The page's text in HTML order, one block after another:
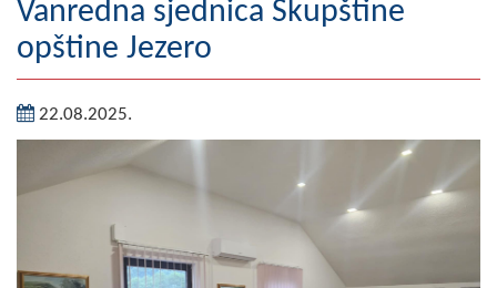
Geografija
Naseljena mjesta
Zanimljivosti
Fotogalerija
NAČELNIK
O Načelniku
Vanredna sjednica Skupštine
opštine Jezero
22.08.2025.